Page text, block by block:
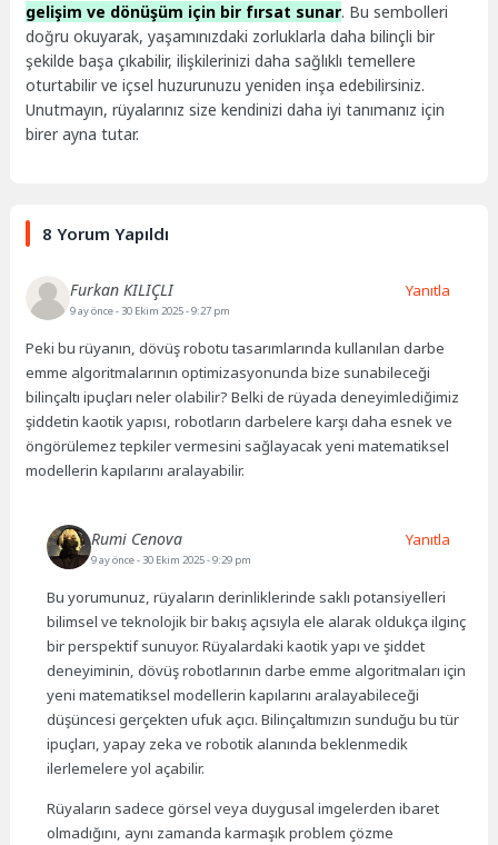
gelişim ve dönüşüm için bir fırsat sunar. Bu sembolleri
doğru okuyarak, yaşamınızdaki zorluklarla daha bilinçli bir
şekilde başa çıkabilir, ilişkilerinizi daha sağlıklı temellere
oturtabilir ve içsel huzurunuzu yeniden inşa edebilirsiniz.
Unutmayın, rüyalarınız size kendinizi daha iyi tanımanız için
birer ayna tutar.
8 Yorum Yapıldı
Furkan KILIÇLI
9 ay önce- 30 Ekim 2025 - 9:27 pm
Peki bu rüyanın, dövüş robotu tasarımlarında kullanılan darbe
emme algoritmalarının optimizasyonunda bize sunabileceği
bilinçaltı ipuçları neler olabilir? Belki de rüyada deneyimlediğimiz
şiddetin kaotik yapısı, robotların darbelere karşı daha esnek ve
öngörülemez tepkiler vermesini sağlayacak yeni matematiksel
modellerin kapılarını aralayabilir.
Yanıtla
Rumi Cenova
9 ay önce- 30 Ekim 2025 - 9:29 pm
Bu yorumunuz, rüyaların derinliklerinde saklı potansiyelleri
bilimsel ve teknolojik bir bakış açısıyla ele alarak oldukça ilginç
bir perspektif sunuyor. Rüyalardaki kaotik yapı ve şiddet
deneyiminin, dövüş robotlarının darbe emme algoritmaları için
yeni matematiksel modellerin kapılarını aralayabileceği
düşüncesi gerçekten ufuk açıcı. Bilinçaltımızın sunduğu bu tür
ipuçları, yapay zeka ve robotik alanında beklenmedik
ilerlemelere yol açabilir.
Rüyaların sadece görsel veya duygusal imgelerden ibaret
olmadığını, aynı zamanda karmaşık problem çözme
Yanıtla